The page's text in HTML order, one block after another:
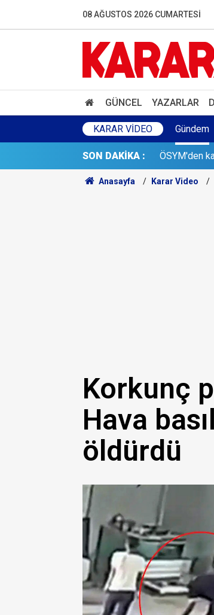
08 AĞUSTOS 2026 CUMARTESI
GÜNCEL YAZARLAR
KARAR VIDEO Gündem
SON DAKİKA :
Türkiye,
İstanbul'da
İş Bankası
ÖSYM'den
Rusya
Anasayfa Karar Video
Korkunç
Hava
öldürdü